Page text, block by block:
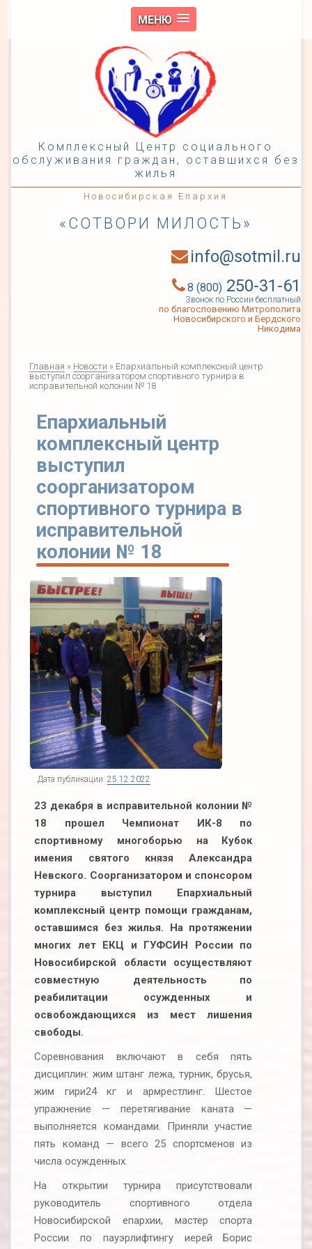
МЕНЮ
Комплексный Центр социального
обслуживания граждан, оставшихся без
жилья
Новосибирская Епархия
«СОТВОРИ МИЛОСТЬ»
info@sotmil.ru
8 (800)250-31-61
Звонок по России бесплатный
по благословению Митрополита
Новосибирского и Бердского
Никодима
Главная » Новости » Епархиальный комплексный центр
выступил соорганизатором спортивного турнира в
исправительной колонии № 18
Епархиальный
комплексный центр
выступил
соорганизатором
спортивного турнира в
исправительной
колонии № 18
Дата публикации:25.12.2022
23 декабря в исправительной колонии №
18 прошел Чемпионат ИК-8 по
спортивному многоборью на Кубок
имения святого князя Александра
Невского. Соорганизатором и спонсором
турнира выступил Епархиальный
комплексный центр помощи гражданам,
оставшимся без жилья. На протяжении
многих лет ЕКЦ и ГУФСИН России по
Новосибирской области осуществляют
совместную деятельность по
реабилитации осужденных и
освобождающихся из мест лишения
свободы.
Соревнования включают в себя пять
дисциплин: жим штанг лежа, турник, брусья,
жим гири24 кг и армрестлинг. Шестое
упражнение — перетягивание каната —
выполняется командами. Приняли участие
пять команд — всего 25 спортсменов из
числа осужденных.
На открытии турнира присутствовали
руководитель спортивного отдела
Новосибирской епархии, мастер спорта
России по пауэрлифтингу иерей Борис